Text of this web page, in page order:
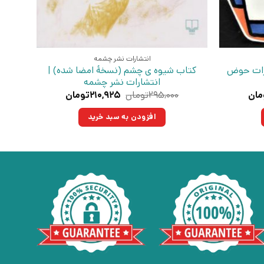
حوض
انتشارات نشر چشمه
کتاب شیوه ی چشم (نسخهٔ امضا شده) |
انتشارات نشر چشمه
۲۹۵,۰۰۰تومان قیمت
۲۹۵,۰۰۰تومان
بود.
۲۱۰,۹۲۵تومان
افزودن به سبد خرید